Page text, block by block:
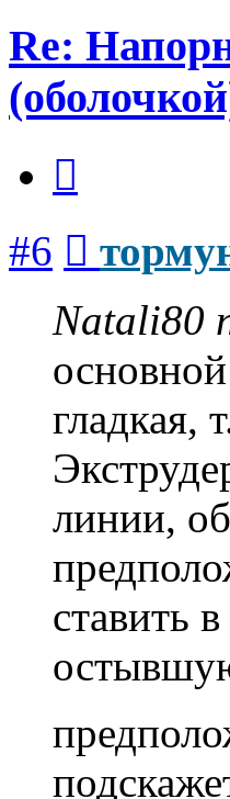
Re:
#6
Natali80
гладкая,
линии,
ставить